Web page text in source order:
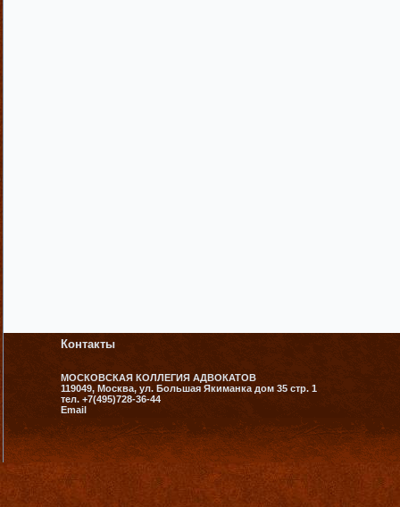
Контакты
МОСКОВСКАЯ КОЛЛЕГИЯ АДВОКАТОВ
119049, Москва, ул. Большая Якиманка дом 35 стр. 1
тел. +7(495)728-36-44
Email